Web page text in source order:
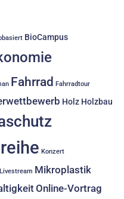
BioCampus
Fahrrad Fahrradtour
Holz Holzbau
Konzert
Livestream Mikroplastik
Online-Vortrag